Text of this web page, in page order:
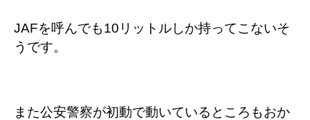
JAFを呼んでも10リットルしか持ってこないそ
うです。
また公安警察が初動で動いているところもおか